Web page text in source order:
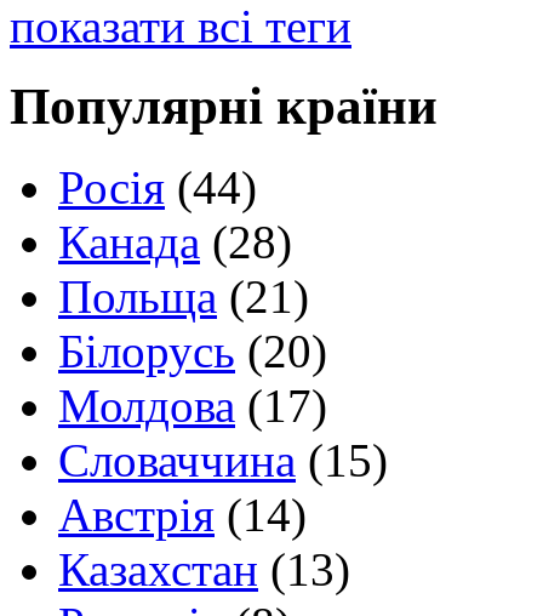
показати всі теги
Популярні країни
Росія (44)
Канада (28)
Польща (21)
Білорусь (20)
Молдова (17)
Словаччина (15)
Австрія (14)
Казахстан (13)